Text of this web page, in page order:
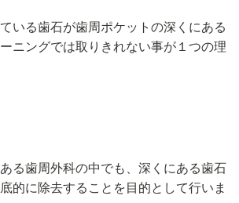
いる歯石が歯周ポケットの深くにある
ニングでは取りきれない事が１つの理
る歯周外科の中でも、深くにある歯石
的に除去することを目的として行いま